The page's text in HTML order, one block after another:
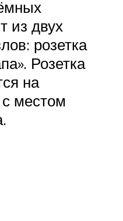
из двух
розетка
Розетка
на
местом